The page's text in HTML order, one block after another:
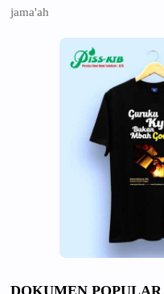
jama'ah
DOKUMEN POPULAR